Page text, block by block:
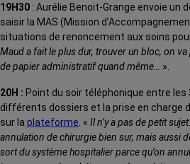
19H30 : Aurélie Benoit-Grange envoie un
saisir la MAS (Mission
situations de renoncement aux soins pour
Maud a fait le plus dur, trouver un bloc, on
de papier administratif quand même…
».
20H : Point du soir téléphonique entre les
différents dossiers et la prise en charge
sur la plateforme . « Il n’y a pas de petit
annulation de chirurgie bien sur, mais aussi
sort du système hospitalier parce qu’on